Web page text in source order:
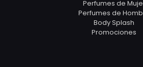
Perfumes de
Perfumes de
Body Splash
Promociones